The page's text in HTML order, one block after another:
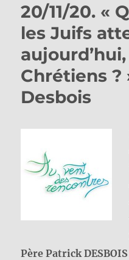
20/11/20. «
les Juifs
Chrétiens ?
Desbois
Père Patrick DESBOIS